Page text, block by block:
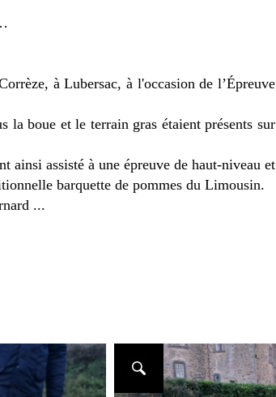
à Lubersac, à l'occasion de l’Épreuve
la boue et le terrain gras étaient présents sur
ainsi assisté à une épreuve de haut-niveau et
barquette de pommes du Limousin.
...